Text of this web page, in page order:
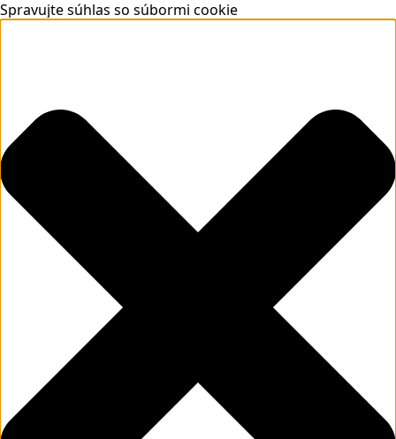
Spravujte súhlas so súbormi cookie